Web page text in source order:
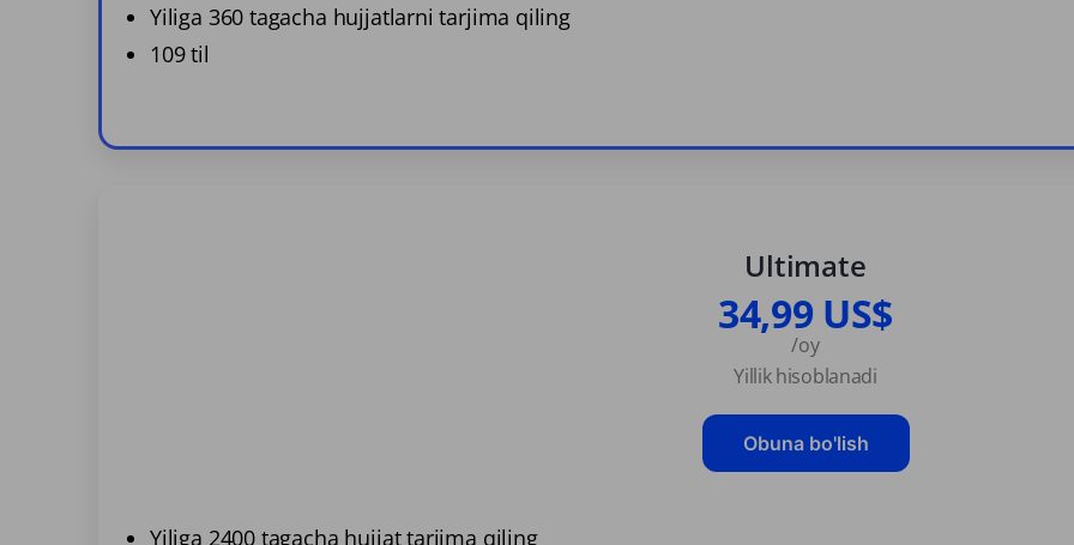
Yiliga 360 tagacha hujjatlarni tarjima qiling
109 til
Ultimate
34,99 US$
/oy
Yillik hisoblanadi
Obuna bo'lish
Yiliga 2400 tagacha hujjat tarjima qiling